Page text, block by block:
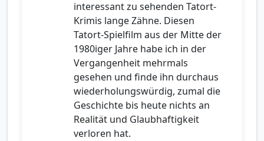
interessant zu sehenden Tatort-
Krimis lange Zähne. Diesen
Tatort-Spielfilm aus der Mitte der
1980iger Jahre habe ich in der
Vergangenheit mehrmals
gesehen und finde ihn durchaus
wiederholungswürdig, zumal die
Geschichte bis heute nichts an
Realität und Glaubhaftigkeit
verloren hat.